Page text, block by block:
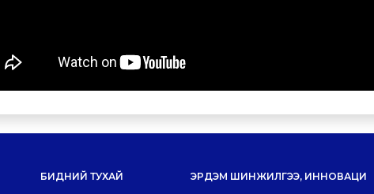
БИДНИЙ ТУХАЙ ЭРДЭМ ШИНЖИЛГЭЭ, ИННОВАЦИ